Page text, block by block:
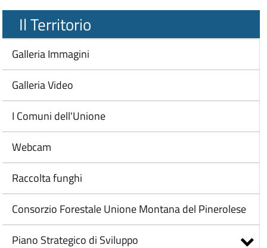
Il Territorio
Galleria Immagini
Galleria Video
I Comuni dell'Unione
Webcam
Raccolta funghi
Consorzio Forestale Unione Montana del Pinerolese
Piano Strategico di Sviluppo